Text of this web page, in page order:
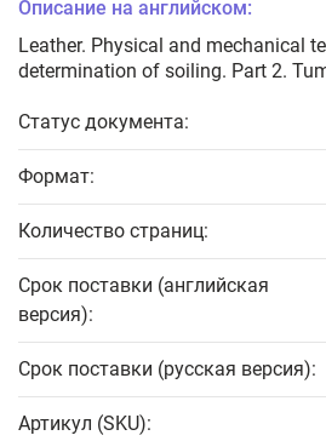
Описание на английском:
Leather. Physical and mechanical
determination of soiling. Part 2.
Статус документа:
Формат:
Количество страниц:
Срок поставки (английская
версия):
Срок поставки (русская версия):
Артикул (SKU):